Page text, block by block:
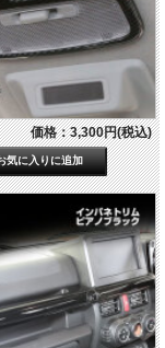
価格：3,300円(税込)